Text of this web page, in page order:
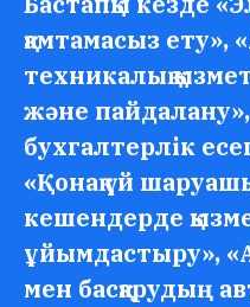
қамтамасыз ету»,
техникалық
және
бухгалтерлік
«Қонақ үй
кешендерде
ұйымдастыру»,
мен басқарудың